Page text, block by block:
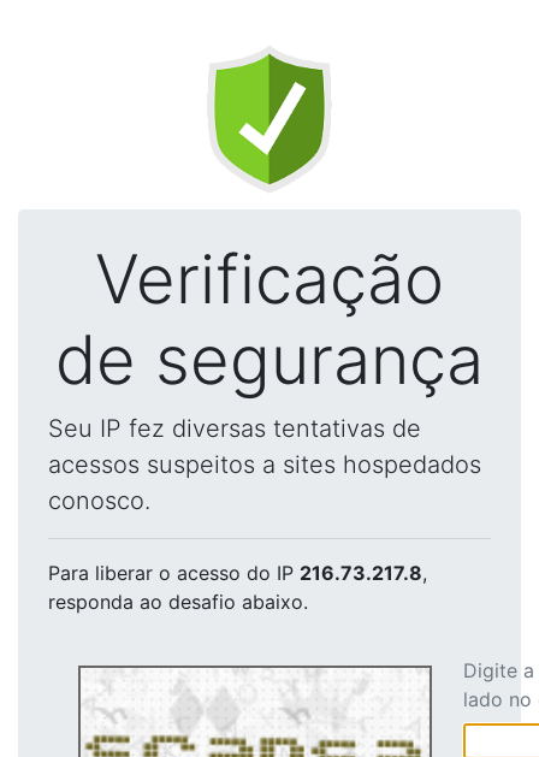
Verificação
de segurança
Seu IP fez diversas tentativas de
acessos suspeitos a sites hospedados
conosco.
Para liberar o acesso do IP 216.73.217.8,
responda ao desafio abaixo.
Digite
lado no